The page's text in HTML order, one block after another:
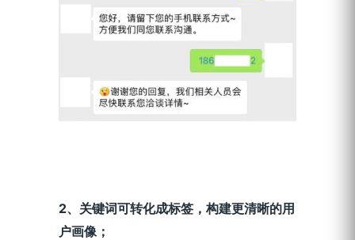
2、关键词可转化成标签，构建更清晰的用
户画像；